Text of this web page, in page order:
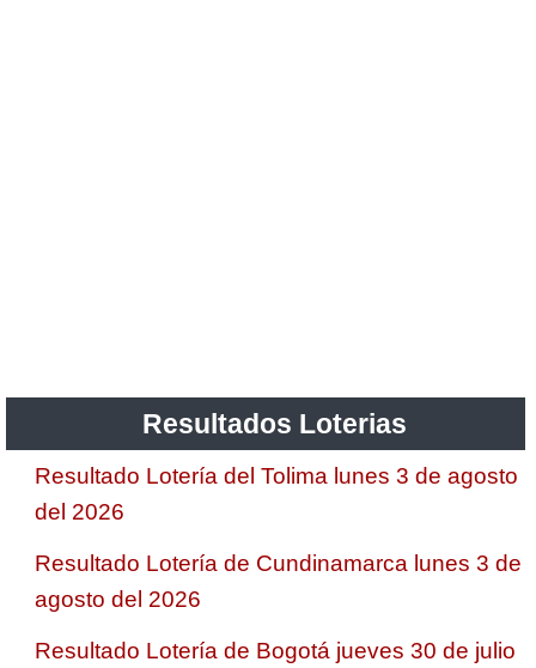
Sinuano Noche
Super Chontico Noche
Resultados Loterias
Resultado Lotería del Tolima lunes 3 de agosto
del 2026
Resultado Lotería de Cundinamarca lunes 3 de
agosto del 2026
Resultado Lotería de Bogotá jueves 30 de julio